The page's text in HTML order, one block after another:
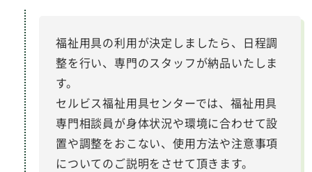
福祉用具の利用が決定しましたら、日程調
整を行い、専門のスタッフが納品いたしま
す。
セルビス福祉用具センターでは、福祉用具
専門相談員が身体状況や環境に合わせて設
置や調整をおこない、使用方法や注意事項
についてのご説明をさせて頂きます。